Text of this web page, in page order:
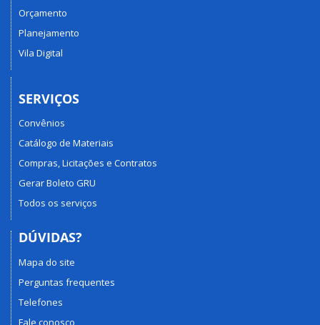
Orçamento
Planejamento
Vila Digital
SERVIÇOS
Convênios
Catálogo de Materiais
Compras, Licitações e Contratos
Gerar Boleto GRU
Todos os serviços
DÚVIDAS?
Mapa do site
Perguntas frequentes
Telefones
Fale conosco